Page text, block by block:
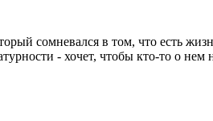
сомневался в том, что есть
- хочет, чтобы кто-то о нем